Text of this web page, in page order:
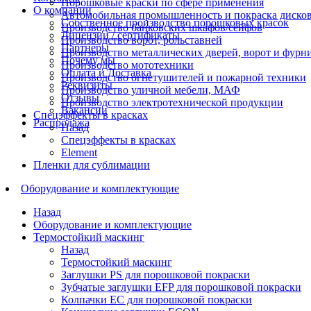
О компании
Собственное производство порошковых красок
Лицензии / сертификаты
Партнеры
Почему мы
Оплата и Доставка
Реквизиты
Отзывы
Вакансии
Распродажа
Порошковые краски по сфере применения
Автомобильная промышленность и покраска дисков
Производство банковских шкафов/сейфов
Производство ворот, рольставней
Производство металлических дверей, ворот и
Производство мототехники
Производство огнетушителей и пожарной техники
Производство уличной мебели, МАФ
Производство электротехнической продукции
Спецэффекты в красках
Назад
Спецэффекты в красках
Element
Пленки для сублимации
Оборудование и комплектующие
Назад
Оборудование и комплектующие
Термостойкий маскинг
Назад
Термостойкий маскинг
Заглушки PS для порошковой покраски
Зубчатые заглушки EFP для порошковой покраски
Колпачки ЕС для порошковой покраски